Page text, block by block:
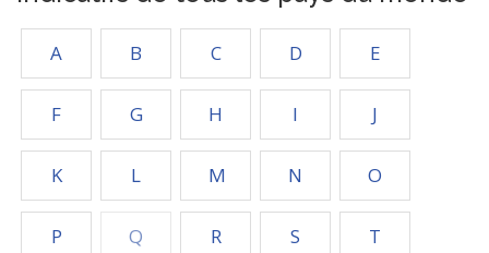
A B C D E
F G H I J
K L M N O
P Q R S T